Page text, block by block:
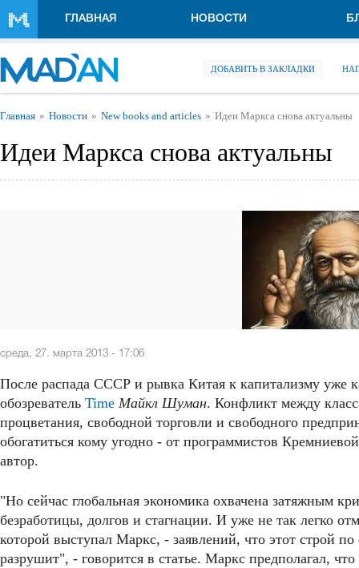
ГЛАВНАЯ НОВОСТИ
ДОБАВИТЬ В ЗАКЛАДКИ
Вы здесь
Главная Новости New books and articles Идеи Маркса снова актуальны
Идеи Маркса снова актуальны
среда, 27. марта 2013 - 17:06
После распада СССР и рывка Китая к капитализму уже
обозреватель Time Майкл Шуман. Конфликт между
процветания, свободной торговли и свободного
обогатиться кому угодно - от программистов
автор.
"Но сейчас глобальная экономика охвачена затяжным
безработицы, долгов и стагнации. И уже не так легко
которой выступал Маркс, - заявлений, что этот строй
разрушит", - говорится в статье. Маркс предполагал,